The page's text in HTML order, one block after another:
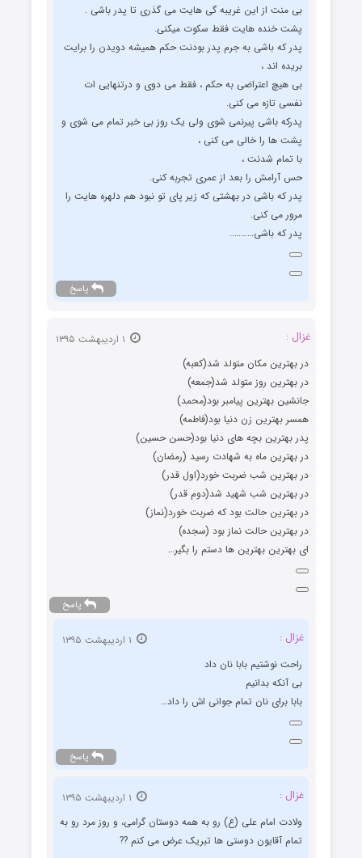
بی منت از این غریبه گی هایت می گذری تا پدر باشی .
پشت خنده هایت فقط سکوت میکنی.
پدر که باشی به جرم پدر بودنت حکم همیشه دویدن را برایت
بریده اند ،
بی هیچ اعتراضی به حکم ، فقط می دوی و درتنهایی ات
نفسی تازه می کنی.
پدرکه باشی پیرنمی شوی ولی یک روز بی خبر تمام می شوی و
پشت ها را خالی می کنی ،
با تمام شدنت ،
حس آرامش را بعد از عمری تجربه کنی.
پدر که باشی در بهشتی که زیر پای تو نبود هم دلهره هایت را
مرور می کنی.
پدر که باشی………..
پاسخ
غزال :
در بهترین مکان متولد شد(کعبه)
در بهترین روز متولد شد(جمعه)
جانشین بهترین پیامبر بود(محمد)
همسر بهترین زن دنیا بود(فاطمه)
پدر بهترین بچه های دنیا بود(حسن حسین)
در بهترین ماه به شهادت رسید (رمضان)
در بهترین شب ضربت خورد(اول قدر)
در بهترین شب شهید شد(دوم قدر)
در بهترین حالت بود که ضربت خورد(نماز)
در بهترین حالت نماز بود (سجده)
ای بهترین بهترین ها دستم را بگیر…
پاسخ
غزال :
راحت نوشتیم بابا نان داد
بی آنکه بدانیم
بابا برای نان تمام جوانی اش را داد…
پاسخ
غزال :
ولادت امام علی (ع) رو به همه دوستان گرامی، و روز مرد رو به
تمام آقایون دوستی ها تبریک عرض می کنم ??